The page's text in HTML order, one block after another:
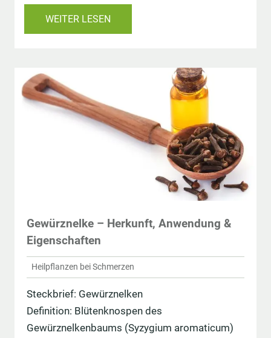
WEITER LESEN
Gewürznelke – Herkunft, Anwendung &
Eigenschaften
Heilpflanzen bei Schmerzen
Steckbrief: Gewürznelken
Definition: Blütenknospen des
Gewürznelkenbaums (Syzygium aromaticum)